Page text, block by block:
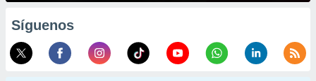
Síguenos